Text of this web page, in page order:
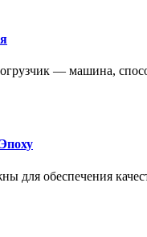
— машина,
для обеспечения